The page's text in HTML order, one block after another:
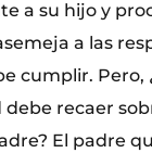
a su hijo y
a las
cumplir. Pero,
recaer
El padre